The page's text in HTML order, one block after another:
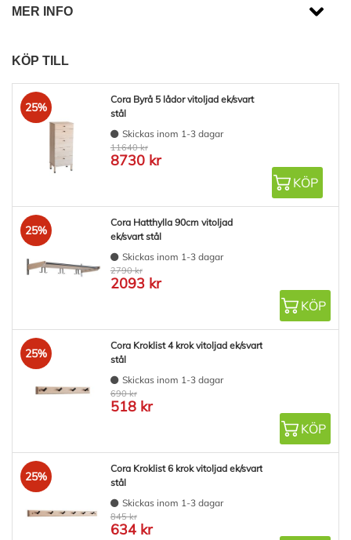
MER INFO
KÖP TILL
25%
Cora Byrå 5 lådor vitoljad ek/svart
stål
Skickas inom 1-3 dagar
11640 kr
8730 kr
KÖP
25%
Cora Hatthylla 90cm vitoljad
ek/svart stål
Skickas inom 1-3 dagar
2790 kr
2093 kr
KÖP
25%
Cora Kroklist 4 krok vitoljad ek/svart
stål
Skickas inom 1-3 dagar
690 kr
518 kr
KÖP
25%
Cora Kroklist 6 krok vitoljad ek/svart
stål
Skickas inom 1-3 dagar
845 kr
634 kr